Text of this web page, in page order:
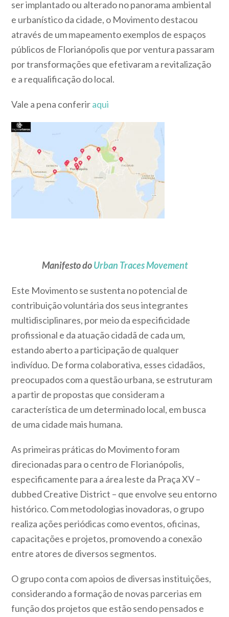
ser implantado ou alterado no panorama ambiental
e urbanístico da cidade, o Movimento destacou
através de um mapeamento exemplos de espaços
públicos de Florianópolis que por ventura passaram
por transformações que efetivaram a revitalização
e a requalificação do local.
Vale a pena conferiraqui
Manifesto doUrban Traces Movement
Este Movimento se sustenta no potencial de
contribuição voluntária dos seus integrantes
multidisciplinares, por meio da especificidade
profissional e da atuação cidadã de cada um,
estando aberto a participação de qualquer
indivíduo. De forma colaborativa, esses cidadãos,
preocupados com a questão urbana, se estruturam
a partir de propostas que consideram a
característica de um determinado local, em busca
de uma cidade mais humana.
As primeiras práticas do Movimento foram
direcionadas para o centro de Florianópolis,
especificamente para a área leste da Praça XV –
dubbed Creative District – que envolve seu entorno
histórico. Com metodologias inovadoras, o grupo
realiza ações periódicas como eventos, oficinas,
capacitações e projetos, promovendo a conexão
entre atores de diversos segmentos.
O grupo conta com apoios de diversas instituições,
considerando a formação de novas parcerias em
função dos projetos que estão sendo pensados e